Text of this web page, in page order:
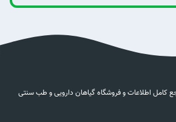
کامل اطلاعات و فروشگاه گیاهان دارویی و طب سنتی